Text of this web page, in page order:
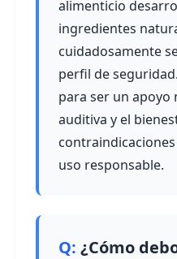
alimenticio
ingredientes
cuidadosamente
perfil de
para ser un apoyo
auditiva y el
uso responsable.
¿Cómo